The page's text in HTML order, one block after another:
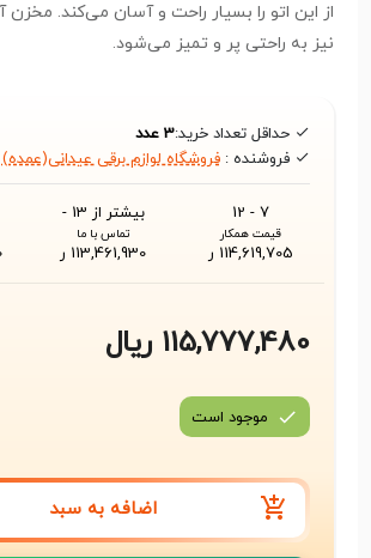
از این اتو را بسیار راحت و آسان می‌کند.
نیز به راحتی پر و تمیز می‌شود.
حداقل تعداد خرید:3 عدد
فروشنده :فروشگاه لوازم برقی عیدانی(عمده)
7 - 12
قیمت همکار
114,619,705 ر
بیشتر از 13 -
تماس با ما
113,461,930 ر
115,777,480 ریال
موجود است
اضافه به سبد